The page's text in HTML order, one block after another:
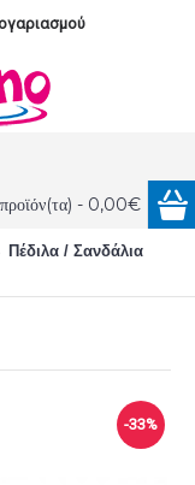
- 0,00€
Πέδιλα / Σανδάλια
-33%